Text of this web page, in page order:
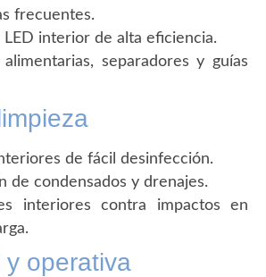
frecuentes.
LED interior de alta eficiencia.
alimentarias, separadores y guías
de fácil desinfección.
de condensados y drenajes.
interiores contra impactos en
operativa